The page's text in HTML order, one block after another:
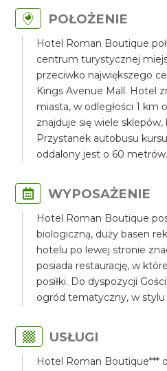
POŁOŻENIE
Hotel Roman Boutique
centrum turystycznej
przeciwko największego
Kings Avenue Mall. Hotel
miasta, w odległości 1 km
znajduje się wiele sklepów,
Przystanek autobusu
oddalony jest o 60 metrów.
WYPOSAŻENIE
Hotel Roman Boutique
biologiczną, duży basen
hotelu po lewej stronie
posiada restaurację, w
posiłki. Do dyspozycji
ogród tematyczny, w
USŁUGI
Hotel Roman Boutique***